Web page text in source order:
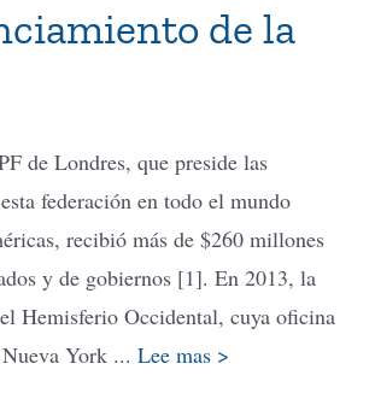
de la
de Londres, que preside las
federación en todo el mundo
recibió más de $260 millones
y de gobiernos [1]. En 2013, la
Hemisferio Occidental, cuya oficina
York ... Lee mas >